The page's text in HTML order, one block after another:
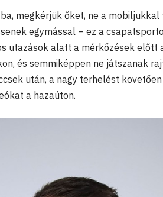
megkérjük őket, ne a
egymással – ez a
utazások alatt a mérkőzések előtt
és semmiképpen ne játszanak
után, a nagy terhelést
a hazaúton.